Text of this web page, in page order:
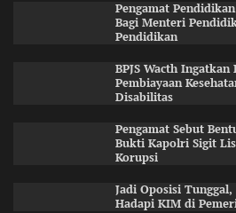
Pengamat
Bagi Menteri
Pendidikan
BPJS Wacth Ingatkan
Pembiayaan
Disabilitas
Pengamat Sebut
Bukti Kapolri Sigit
Korupsi
Jadi Oposisi
Hadapi KIM di